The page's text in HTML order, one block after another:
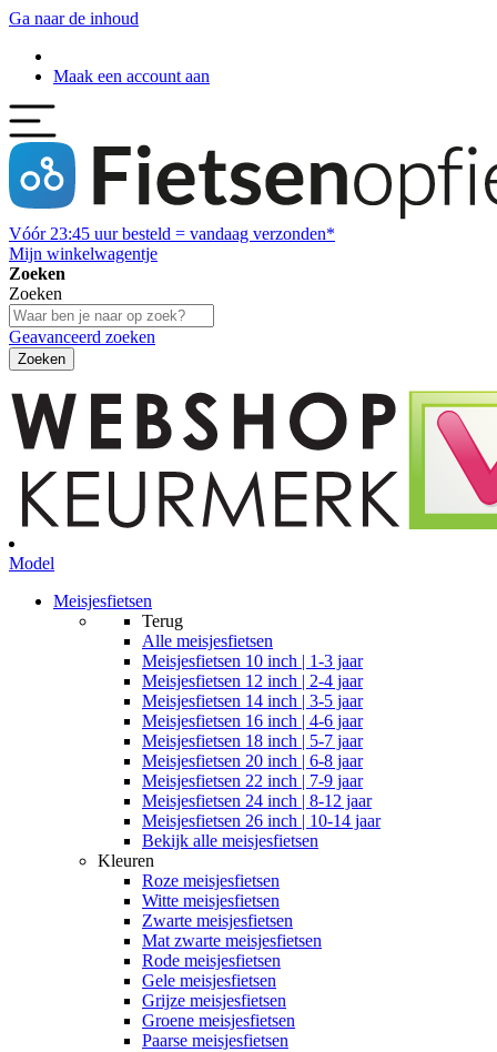
Ga naar de inhoud
Maak een account aan
Vóór 23:45 uur besteld = vandaag verzonden*
Mijn winkelwagentje
Zoeken
Zoeken
Geavanceerd zoeken
Zoeken
Model
Meisjesfietsen
Terug
Alle meisjesfietsen
Meisjesfietsen 10 inch | 1-3 jaar
Meisjesfietsen 12 inch | 2-4 jaar
Meisjesfietsen 14 inch | 3-5 jaar
Meisjesfietsen 16 inch | 4-6 jaar
Meisjesfietsen 18 inch | 5-7 jaar
Meisjesfietsen 20 inch | 6-8 jaar
Meisjesfietsen 22 inch | 7-9 jaar
Meisjesfietsen 24 inch | 8-12 jaar
Meisjesfietsen 26 inch | 10-14 jaar
Bekijk alle meisjesfietsen
Kleuren
Roze meisjesfietsen
Witte meisjesfietsen
Zwarte meisjesfietsen
Mat zwarte meisjesfietsen
Rode meisjesfietsen
Gele meisjesfietsen
Grijze meisjesfietsen
Groene meisjesfietsen
Paarse meisjesfietsen